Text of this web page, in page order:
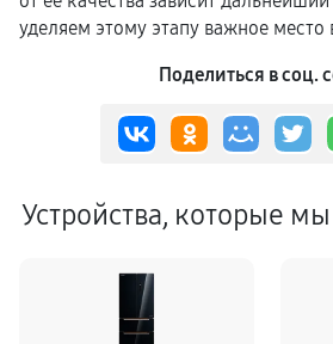
уделяем этому этапу важное место
Поделиться в соц.
Устройства, которые